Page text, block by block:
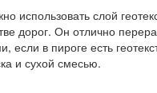
использовать слой
дорог. Он отлично
если в пироге есть
и сухой смесью.